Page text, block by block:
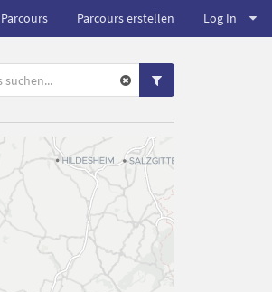
Parcours erstellen Log In